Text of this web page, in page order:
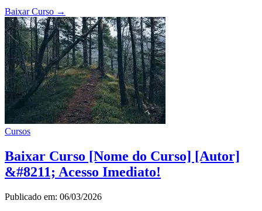
Baixar Curso →
Cursos
Baixar Curso [Nome do Curso] [Autor]
&#8211; Acesso Imediato!
Publicado em: 06/03/2026